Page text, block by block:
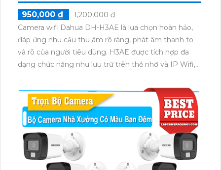
950,000 ₫
1,200,000 ₫
Camera wifi Dahua DH-H3AE là lựa chọn hoàn hảo,
đáp ứng nhu cầu thu âm rõ ràng, phát âm thanh to
và rõ của người tiêu dùng. H3AE được tích hợp đa
dạng chức năng như lưu trữ trên thẻ nhớ và IP Wifi,...
thông minh và tiết kiệm cho các công trình với giá rẻ.